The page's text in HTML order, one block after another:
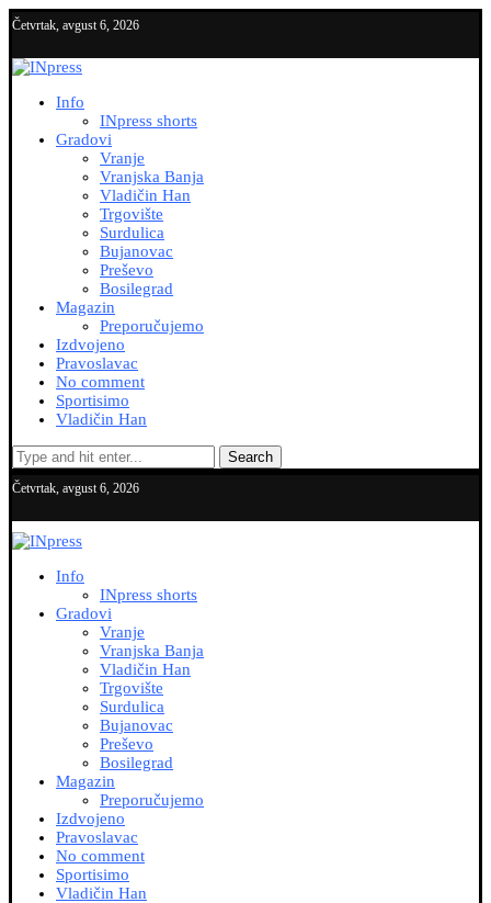
Četvrtak, avgust 6, 2026
Info
INpress shorts
Gradovi
Vranje
Vranjska Banja
Vladičin Han
Trgovište
Surdulica
Bujanovac
Preševo
Bosilegrad
Magazin
Preporučujemo
Izdvojeno
Pravoslavac
No comment
Sportisimo
Vladičin Han
Search
Četvrtak, avgust 6, 2026
Info
INpress shorts
Gradovi
Vranje
Vranjska Banja
Vladičin Han
Trgovište
Surdulica
Bujanovac
Preševo
Bosilegrad
Magazin
Preporučujemo
Izdvojeno
Pravoslavac
No comment
Sportisimo
Vladičin Han